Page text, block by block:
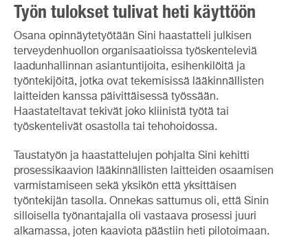
Työn tulokset tulivat heti käyttöön
Osana opinnäytetyötään Sini haastatteli julkisen
terveydenhuollon organisaatioissa työskenteleviä
laadunhallinnan asiantuntijoita, esihenkilöitä ja
työntekijöitä, jotka ovat tekemisissä lääkinnällisten
laitteiden kanssa päivittäisessä työssään.
Haastateltavat tekivät joko kliinistä työtä tai
työskentelivät osastolla tai tehohoidossa.
Taustatyön ja haastattelujen pohjalta Sini kehitti
prosessikaavion lääkinnällisten laitteiden osaamisen
varmistamiseen sekä yksikön että yksittäisen
työntekijän tasolla. Onnekas sattumus oli, että Sinin
silloisella työnantajalla oli vastaava prosessi juuri
alkamassa, joten kaaviota päästiin heti pilotoimaan.